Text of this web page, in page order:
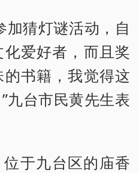
加猜灯谜活动，自
爱好者，而且奖
书籍，我觉得这
九台市民黄先生表
于九台区的庙香